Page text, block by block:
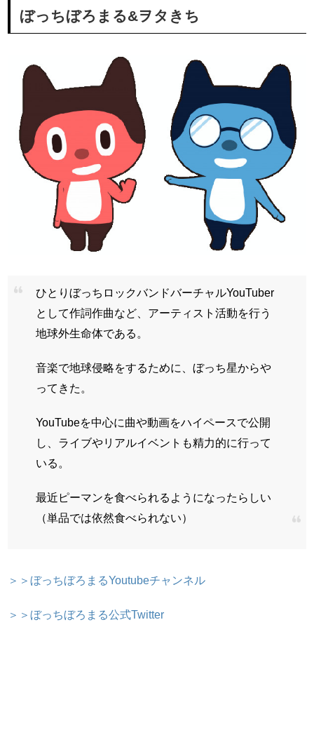
ぼっちぼろまる&ヲタきち
ひとりぼっちロックバンドバーチャルYouTuber
として作詞作曲など、アーティスト活動を行う
地球外生命体である。
音楽で地球侵略をするために、ぼっち星からや
ってきた。
YouTubeを中心に曲や動画をハイペースで公開
し、ライブやリアルイベントも精力的に行って
いる。
最近ピーマンを食べられるようになったらしい
（単品では依然食べられない）
＞＞ぼっちぼろまるYoutubeチャンネル
＞＞ぼっちぼろまる公式Twitter